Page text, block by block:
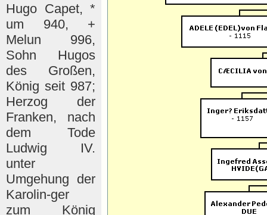
Hugo Capet, *
um 940, +
Melun 996,
Sohn Hugos
des Großen,
König seit 987;
Herzog der
Franken, nach
dem Tode
Ludwig IV.
unter
Umgehung der
Karolin-ger
zum König